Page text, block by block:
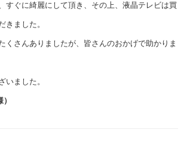
すぐに綺麗にして頂き、その上、液晶テレビは買
きました。
くさんありましたが、皆さんのおかげで助かりま
いました。